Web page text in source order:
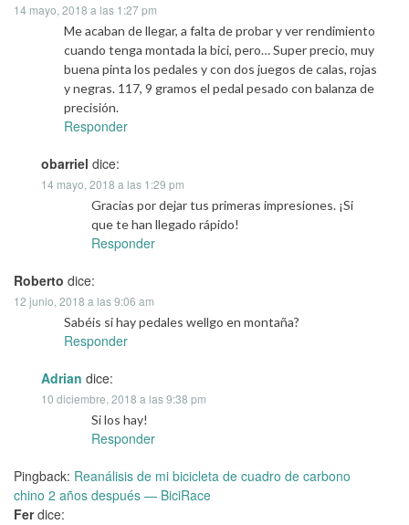
14 mayo, 2018 a las 1:27 pm
Me acaban de llegar, a falta de probar y ver rendimiento
cuando tenga montada la bici, pero… Super precio, muy
buena pinta los pedales y con dos juegos de calas, rojas
y negras. 117, 9 gramos el pedal pesado con balanza de
precisión.
Responder
obarriel dice:
14 mayo, 2018 a las 1:29 pm
Gracias por dejar tus primeras impresiones. ¡Si
que te han llegado rápido!
Responder
Roberto dice:
12 junio, 2018 a las 9:06 am
Sabéis si hay pedales wellgo en montaña?
Responder
Adrian dice:
10 diciembre, 2018 a las 9:38 pm
Si los hay!
Responder
Pingback: Reanálisis de mi bicicleta de cuadro de carbono
chino 2 años después — BiciRace
Fer dice: